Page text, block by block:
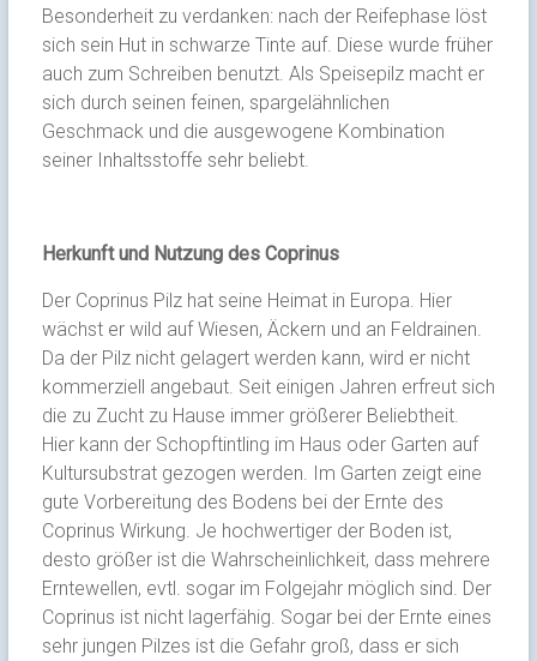
Besonderheit zu verdanken: nach der Reifephase löst
sich sein Hut in schwarze Tinte auf. Diese wurde früher
auch zum Schreiben benutzt. Als Speisepilz macht er
sich durch seinen feinen, spargelähnlichen
Geschmack und die ausgewogene Kombination
seiner Inhaltsstoffe sehr beliebt.
Herkunft und Nutzung des Coprinus
Der Coprinus Pilz hat seine Heimat in Europa. Hier
wächst er wild auf Wiesen, Äckern und an Feldrainen.
Da der Pilz nicht gelagert werden kann, wird er nicht
kommerziell angebaut. Seit einigen Jahren erfreut sich
die zu Zucht zu Hause immer größerer Beliebtheit.
Hier kann der Schopftintling im Haus oder Garten auf
Kultursubstrat gezogen werden. Im Garten zeigt eine
gute Vorbereitung des Bodens bei der Ernte des
Coprinus Wirkung. Je hochwertiger der Boden ist,
desto größer ist die Wahrscheinlichkeit, dass mehrere
Erntewellen, evtl. sogar im Folgejahr möglich sind. Der
Coprinus ist nicht lagerfähig. Sogar bei der Ernte eines
sehr jungen Pilzes ist die Gefahr groß, dass er sich